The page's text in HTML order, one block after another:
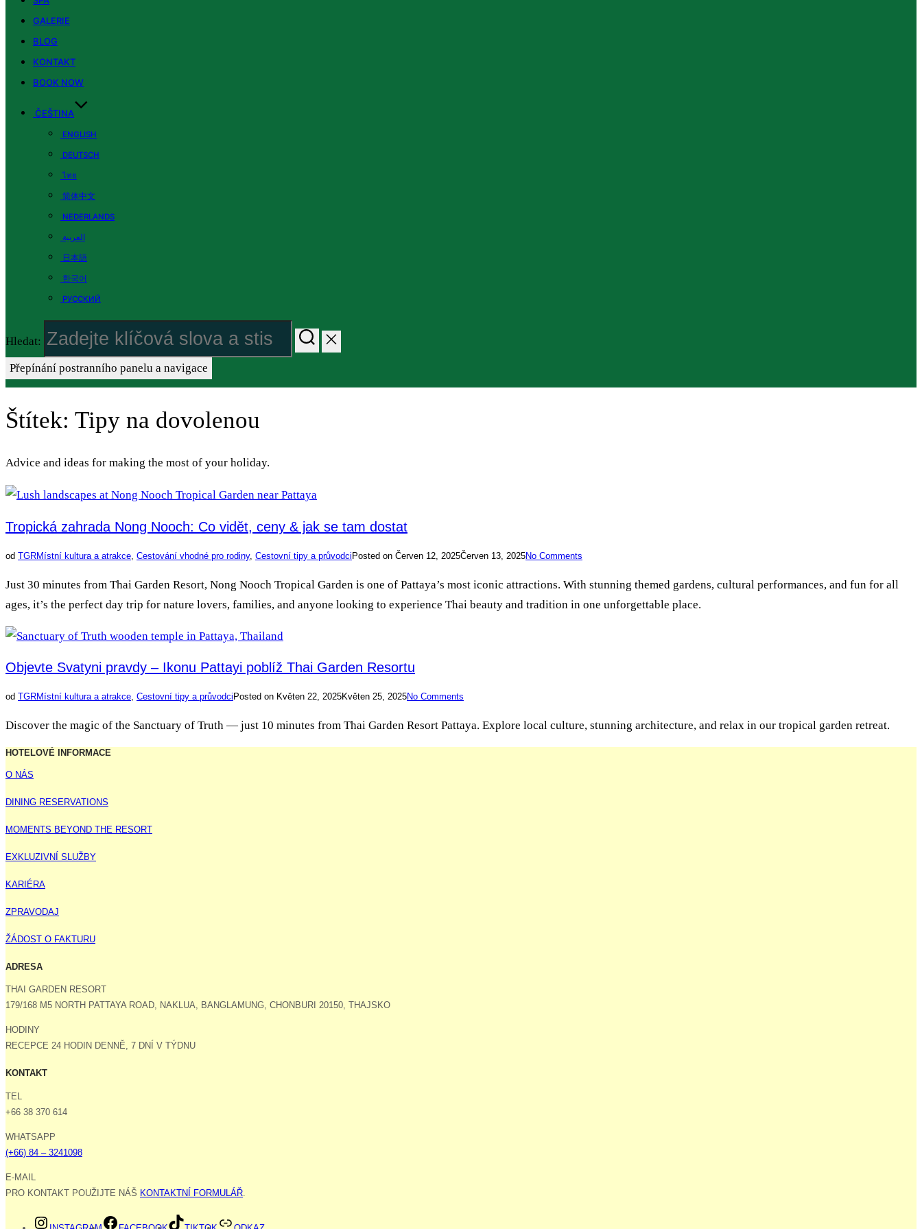
GALERIE
BLOG
KONTAKT
BOOK NOW
ČEŠTINA
ENGLISH
DEUTSCH
ไทย
简体中文
NEDERLANDS
العربية
日本語
한국어
РУССКИЙ
Hledat:
Přepínání postranního panelu a navigace
Štítek: Tipy na dovolenou
Advice and ideas for making the most of your holiday.
Tropická zahrada Nong Nooch: Co vidět, ceny & jak se tam dostat
od TGRMístní kultura a atrakce Cestování vhodné pro rodiny, Cestovní tipy a průvodciPosted on Červen 12, 2025Červen 13, 2025No Comments
Just 30 minutes from Thai Garden Resort, Nong Nooch Tropical Garden is one of Pattaya’s most iconic attractions. With stunning themed gardens, cultural performances, and fun for all
ages, it’s the perfect day trip for nature lovers, families, and anyone looking to experience Thai beauty and tradition in one unforgettable place.
Objevte Svatyni pravdy – Ikonu Pattayi poblíž Thai Garden Resortu
od TGRMístní kultura a atrakce Cestovní tipy a průvodci Posted on Květen 22, 2025Květen 25, 2025No Comments
Discover the magic of the Sanctuary of Truth — just 10 minutes from Thai Garden Resort Pattaya. Explore local culture, stunning architecture, and relax in our tropical garden retreat.
HOTELOVÉ INFORMACE
O NÁS
DINING RESERVATIONS
MOMENTS BEYOND THE RESORT
EXKLUZIVNÍ SLUŽBY
KARIÉRA
ZPRAVODAJ
ŽÁDOST O FAKTURU
ADRESA
THAI GARDEN RESORT
179/168 M5 NORTH PATTAYA ROAD, NAKLUA, BANGLAMUNG, CHONBURI 20150, THAJSKO
HODINY
RECEPCE 24 HODIN DENNĚ, 7 DNÍ V TÝDNU
KONTAKT
TEL
+66 38 370 614
WHATSAPP
(+66) 84 – 3241098
E-MAIL
PRO KONTAKT POUŽIJTE NÁŠ KONTAKTNÍ FORMULÁŘ